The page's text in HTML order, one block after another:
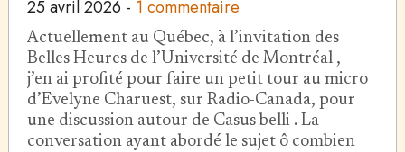
25 avril 2026 - 1 commentaire
Actuellement au Québec, à l’invitation des
Belles Heures de l’Université de Montréal ,
j’en ai profité pour faire un petit tour au micro
d’Evelyne Charuest, sur Radio-Canada, pour
une discussion autour de Casus belli . La
conversation ayant abordé le sujet ô combien